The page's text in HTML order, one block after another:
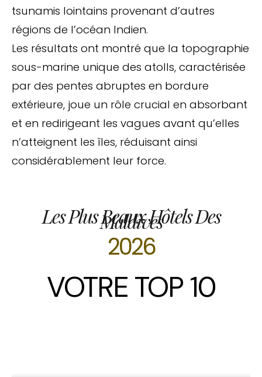
tsunamis lointains provenant d’autres
régions de l’océan Indien.
Les résultats ont montré que la topographie
sous-marine unique des atolls, caractérisée
par des pentes abruptes en bordure
extérieure, joue un rôle crucial en absorbant
et en redirigeant les vagues avant qu’elles
n’atteignent les îles, réduisant ainsi
considérablement leur force.
Les Plus Beaux Hôtels Des
Maldives
2026
VOTRE TOP 10